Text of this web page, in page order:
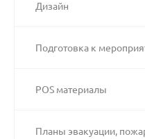
Дизайн
Подготовка к
POS материалы
Планы эвакуации,